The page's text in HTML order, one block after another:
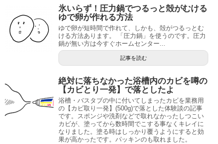
氷いらず！圧力鍋でつるっと殻がむける
ゆで卵が作れる方法
ゆで卵が短時間で作れて、しかも、殻がつるっとむ
ける方法あります。 「圧力鍋」を使うのです。圧力
鍋が無い方は今すぐホームセンター...
記事を読む
絶対に落ちなかった浴槽内のカビを噂の
【カビとり一発】で落としたよ
浴槽・バスタブの中に付いてしまったカビを業務用
の【カビ取り一発】(500g)で落とした体験談の記事
です。スポンジや洗剤などで取れなかったしつこい
カビが、塗ってから数時間でこする事なくキレイに
なりました。塗る時はしっかり覆うようにすると効
果が高かったです。パッキンのも取れました。